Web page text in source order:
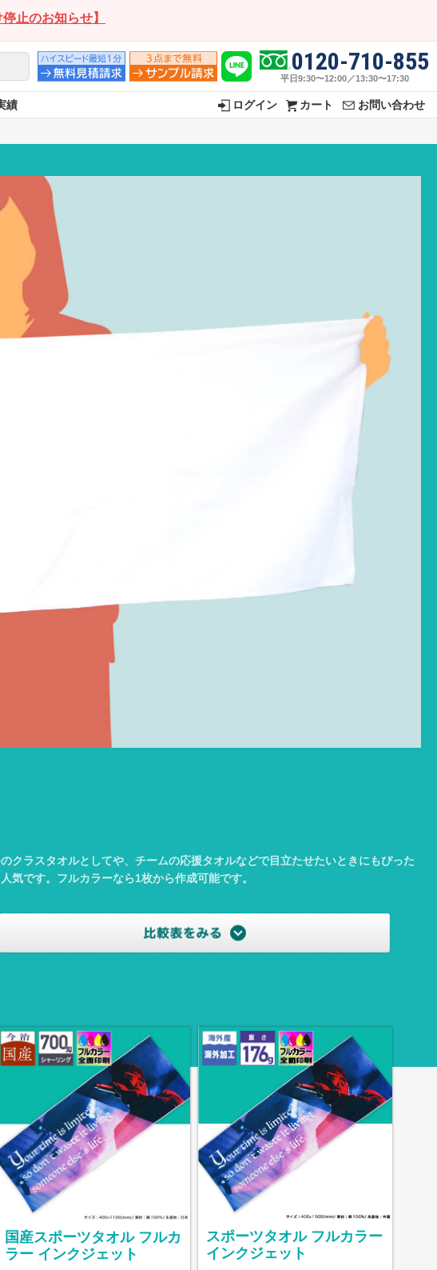
止のお知らせ】
0120-710-855
平日9:30〜12:00／13:30〜17:30
績 ログイン カート お問い合わせ
クラスタオルとしてや、チームの応援タオルなどで目立たせたいときにもぴった
気です。フルカラーなら1枚から作成可能です。
国産スポーツタオル フルカ
ラー インクジェット
スポーツタオル フルカラー
インクジェット